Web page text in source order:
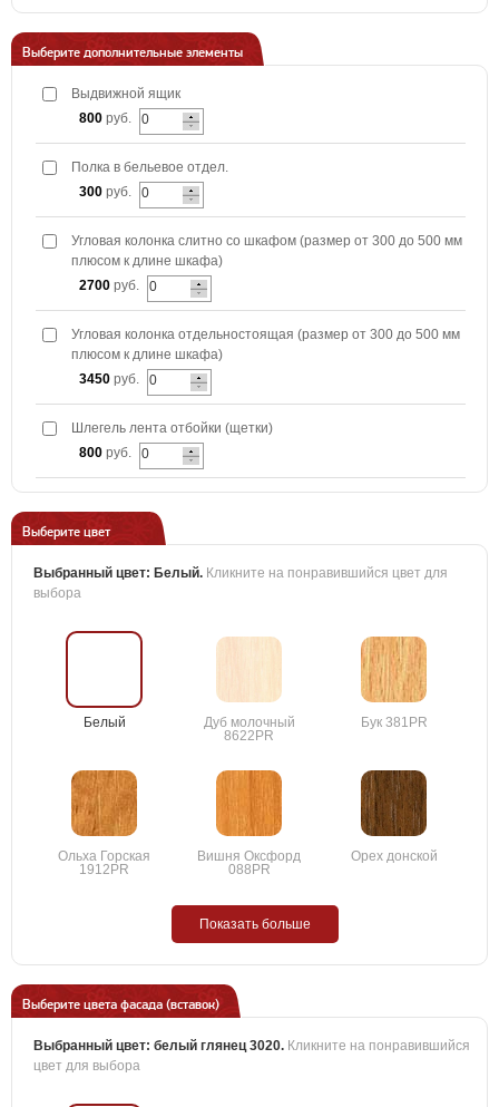
Выберите дополнительные элементы
Выдвижной ящик
800 руб.
Полка в бельевое отдел.
300 руб.
Угловая колонка слитно со шкафом (размер от 300 до 500 мм
плюсом к длине шкафа)
2700 руб.
Угловая колонка отдельностоящая (размер от 300 до 500 мм
плюсом к длине шкафа)
3450 руб.
Шлегель лента отбойки (щетки)
800 руб.
Выберите цвет
Выбранный цвет: Белый. Кликните на понравившийся цвет для
выбора
Белый
Дуб молочный
8622PR
Бук 381PR
Ольха Горская
1912PR
Вишня Оксфорд
088PR
Орех донской
Показать больше
Выберите цвета фасада (вставок)
Выбранный цвет: белый глянец 3020. Кликните на понравившийся
цвет для выбора